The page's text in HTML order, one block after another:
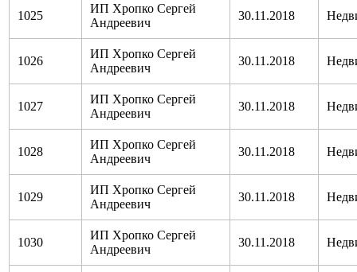
1025
ИП Хропко Сергей
Андреевич
30.11.2018
1026
ИП Хропко Сергей
Андреевич
30.11.2018
1027
ИП Хропко Сергей
Андреевич
30.11.2018
1028
ИП Хропко Сергей
Андреевич
30.11.2018
1029
ИП Хропко Сергей
Андреевич
30.11.2018
1030
ИП Хропко Сергей
Андреевич
30.11.2018